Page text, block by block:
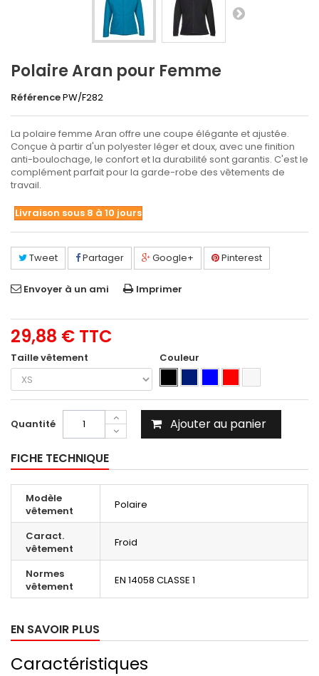
Polaire Aran pour Femme
RéférencePW/F282
La polaire femme Aran offre une coupe élégante et ajustée.
Conçue à partir d'un polyester léger et doux, avec une finition
anti-boulochage, le confort et la durabilité sont garantis. C'est le
complément parfait pour la garde-robe des vêtements de
travail.
Livraison sous 8 à 10 jours
Tweet Partager Google+ Pinterest
Envoyer à un ami Imprimer
29,88 € TTC
Taille vêtement Couleur
Quantité Ajouter au panier
FICHE TECHNIQUE
Modèle
vêtement
Polaire
Caract.
vêtement
Froid
Normes
vêtement
EN 14058 CLASSE 1
EN SAVOIR PLUS
Caractéristiques